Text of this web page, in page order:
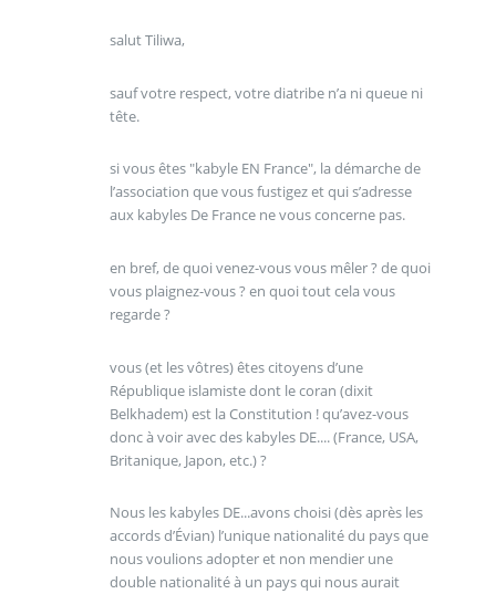
salut Tiliwa,
sauf votre respect, votre diatribe n’a ni queue ni
tête.
si vous êtes "kabyle EN France", la démarche de
l’association que vous fustigez et qui s’adresse
aux kabyles De France ne vous concerne pas.
en bref, de quoi venez-vous vous mêler ? de quoi
vous plaignez-vous ? en quoi tout cela vous
regarde ?
vous (et les vôtres) êtes citoyens d’une
République islamiste dont le coran (dixit
Belkhadem) est la Constitution ! qu’avez-vous
donc à voir avec des kabyles DE.... (France, USA,
Britanique, Japon, etc.) ?
Nous les kabyles DE...avons choisi (dès après les
accords d’Évian) l’unique nationalité du pays que
nous voulions adopter et non mendier une
double nationalité à un pays qui nous aurait